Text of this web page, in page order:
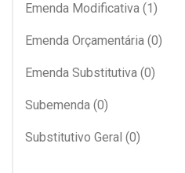
Emenda Modificativa (1)
Emenda Orçamentária (0)
Emenda Substitutiva (0)
Subemenda (0)
Substitutivo Geral (0)